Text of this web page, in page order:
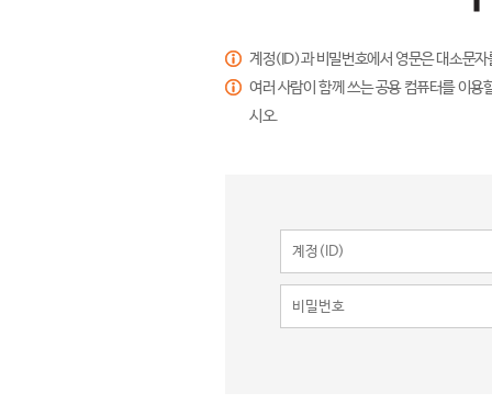
계정(ID)과 비밀번호에서 영문은 대소문
여러 사람이 함께 쓰는 공용 컴퓨터를 이
시오.